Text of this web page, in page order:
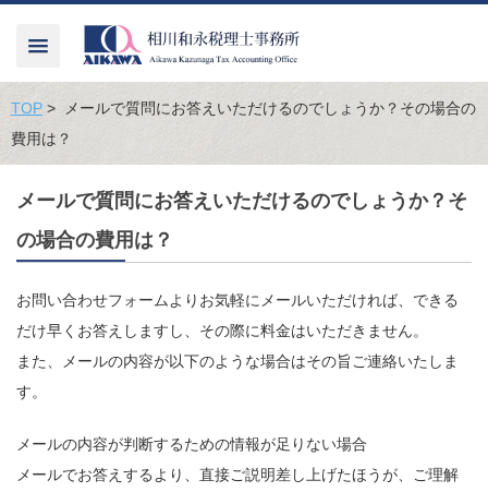
TOP > メールで質問にお答えいただけるのでしょうか？その場合の
費用は？
メールで質問にお答えいただけるのでしょうか？そ
の場合の費用は？
お問い合わせフォームよりお気軽にメールいただければ、できる
だけ早くお答えしますし、その際に料金はいただきません。
また、メールの内容が以下のような場合はその旨ご連絡いたしま
す。
メールの内容が判断するための情報が足りない場合
メールでお答えするより、直接ご説明差し上げたほうが、ご理解